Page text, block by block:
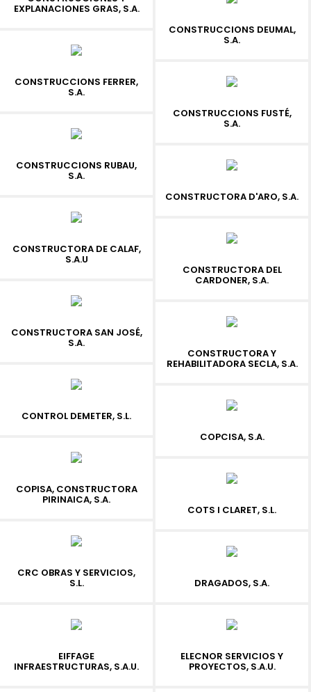
EXPLANACIONES GRAS, S.A.
CONSTRUCCIONS DEUMAL,
S.A.
CONSTRUCCIONS FERRER,
S.A.
CONSTRUCCIONS FUSTÉ,
S.A.
CONSTRUCCIONS RUBAU,
S.A.
CONSTRUCTORA D'ARO, S.A.
CONSTRUCTORA DE CALAF,
S.A.U
CONSTRUCTORA DEL
CARDONER, S.A.
CONSTRUCTORA SAN JOSÉ,
S.A.
CONSTRUCTORA Y
REHABILITADORA SECLA, S.A.
CONTROL DEMETER, S.L.
COPCISA, S.A.
COPISA, CONSTRUCTORA
PIRINAICA, S.A.
COTS I CLARET, S.L.
CRC OBRAS Y SERVICIOS,
S.L. DRAGADOS, S.A.
EIFFAGE
INFRAESTRUCTURAS, S.A.U.
ELECNOR SERVICIOS Y
PROYECTOS, S.A.U.